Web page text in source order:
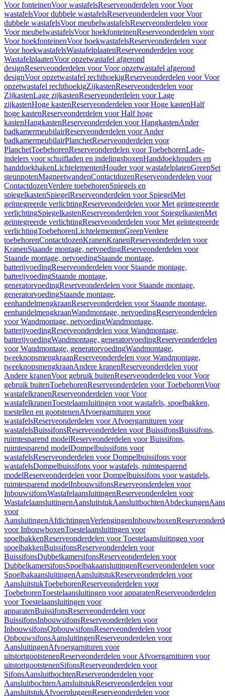
Voor fonteinenVoor wastafelsReserveonderdelen voor Voor
wastafelsVoor dubbele wastafelsReserveonderdelen voor Voor
dubbele wastafelsVoor meubelwastafelsReserveonderdelen voor
Voor meubelwastafelsVoor hoekfonteinenReserveonderdelen voor
Voor hoekfonteinenVoor hoekwastafelsReserveonderdelen voor
Voor hoekwastafelsWastafelplaatenReserveonderdelen voor
WastafelplaatenVoor opzetwastafel afgerond
designReserveonderdelen voor Voor opzetwastafel afgerond
designVoor opzetwastafel rechthoekigReserveonderdelen voor Voor
opzetwastafel rechthoekigZijkastenReserveonderdelen voor
ZijkastenLage zijkastenReserveonderdelen voor Lage
zijkastenHoge kastenReserveonderdelen voor Hoge kastenHalf
hoge kastenReserveonderdelen voor Half hoge
kastenHangkastenReserveonderdelen voor HangkastenAnder
badkamermeubilairReserveonderdelen voor Ander
badkamermeubilairPlanchetReserveonderdelen voor
PlanchetToebehorenReserveonderdelen voor ToebehorenLade-
indelers voor schuifladen en indelingsboxenHanddoekhouders en
handdoekhakenLichtelementenHouder voor wastafelplatenGreepSet
steunpotenMagneetwandenContactdozenReserveonderdelen voor
ContactdozenVerdere toebehorenSpiegels en
spiegelkastenSpiegelReserveonderdelen voor SpiegelMet
geïntegreerde verlichtingReserveonderdelen voor Met geïntegreerde
verlichtingSpiegelkastenReserveonderdelen voor SpiegelkastenMet
geïntegreerde verlichtingReserveonderdelen voor Met geïntegreerde
verlichtingToebehorenLichtelementenGreepVerdere
toebehorenContactdozenKranenKranenReserveonderdelen voor
KranenStaande montage, netvoedingReserveonderdelen voor
Staande montage, netvoedingStaande montage,
batterijvoedingReserveonderdelen voor Staande montage,
batterijvoedingStaande montage,
generatorvoedingReserveonderdelen voor Staande montage,
generatorvoedingStaande montage,
eenhandelmengkraanReserveonderdelen voor Staande montage,
eenhandelmengkraanWandmontage, netvoedingReserveonderdelen
voor Wandmontage, netvoedingWandmontage,
batterijvoedingReserveonderdelen voor Wandmontage,
batterijvoedingWandmontage, generatorvoedingReserveonderdelen
voor Wandmontage, generatorvoedingWandmontage,
tweeknopsmengkraanReserveonderdelen voor Wandmontage,
tweeknopsmengkraanAndere kranenReserveonderdelen voor
Andere kranenVoor gebruik buitenReserveonderdelen voor Voor
gebruik buitenToebehorenReserveonderdelen voor ToebehorenVoor
wastafelkranenReserveonderdelen voor Voor
wastafelkranenToestelaansluitingen voor wastafels, spoelbakken,
toestellen en gootstenenAfvoergarnituren voor
wastafelsReserveonderdelen voor Afvoergarnituren voor
wastafelsBuissifonsReserveonderdelen voor BuissifonsBuissifons,
ruimtesparend modelReserveonderdelen voor Buissifons,
ruimtesparend modelDompelbuissifons voor
wastafelsReserveonderdelen voor Dompelbuissifons voor
wastafelsDompelbuissifons voor wastafels, ruimtesparend
modelReserveonderdelen voor Dompelbuissifons voor wastafels,
ruimtesparend modelInbouwsifonsReserveonderdelen voor
InbouwsifonsWastafelaansluitingenReserveonderdelen voor
WastafelaansluitingenAansluitstukAansluitbochtenAbdeckungen
voor
AansluitingenAfdichtingenVerlengingenInbouwboxen
voor InbouwboxenToestelaansluitingen voor
spoelbakkenReserveonderdelen voor Toestelaansluitingen voor
spoelbakkenBuissifonsReserveonderdelen voor
BuissifonsDubbelkamersifonsReserveonderdelen voor
DubbelkamersifonsSpoelbakaansluitingenReserveonderdelen voor
SpoelbakaansluitingenAansluitstukReserveonderdelen voor
AansluitstukToebehorenReserveonderdelen voor
ToebehorenToestelaansluitingen voor apparatenReserveonderdelen
voor Toestelaansluitingen voor
apparatenBuissifonsReserveonderdelen voor
BuissifonsInbouwsifonsReserveonderdelen voor
InbouwsifonsOpbouwsifonsReserveonderdelen voor
OpbouwsifonsAansluitingenReserveonderdelen voor
AansluitingenAfvoergarnituren voor
uitstortgootstenenReserveonderdelen voor Afvoergarnituren voor
uitstortgootstenenSifonsReserveonderdelen voor
SifonsAansluitbochtenReserveonderdelen voor
AansluitbochtenAansluitstukReserveonderdelen voor
AansluitstukAfvoerpluggenReserveonderdelen voor